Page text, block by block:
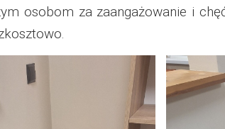
osobom za zaangażowanie i